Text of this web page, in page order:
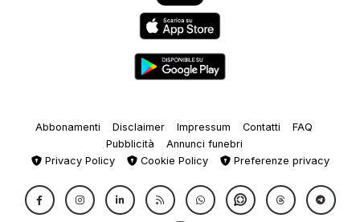
Abbonamenti Disclaimer Impressum Contatti
FAQ
Pubblicità
Annunci funebri
Privacy Policy
Cookie Policy Preferenze privacy